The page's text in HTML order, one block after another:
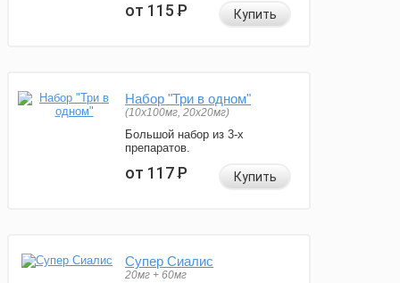
от 115Р Купить
Набор "Три в одном"
(10x100мг, 20x20мг)
Большой набор из 3-х
препаратов.
от 117Р Купить
Супер Сиалис
20мг + 60мг